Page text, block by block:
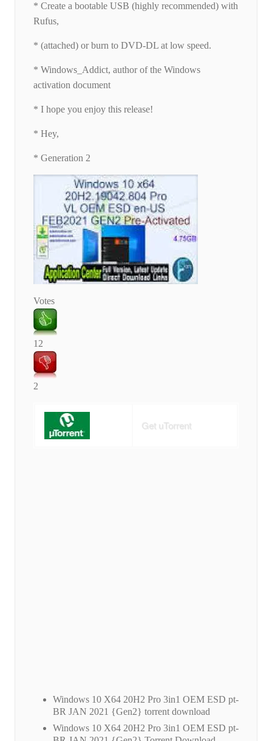
* Create a bootable USB (highly recommended) with
Rufus,
* (attached) or burn to DVD-DL at low speed.
* Windows_Addict, author of the Windows
activation document
* I hope you enjoy this release!
* Hey,
* Generation 2
Votes
12
2
Get uTorrent
Windows 10 X64 20H2 Pro 3in1 OEM ESD pt-
BR JAN 2021 {Gen2} torrent download
Windows 10 X64 20H2 Pro 3in1 OEM ESD pt-